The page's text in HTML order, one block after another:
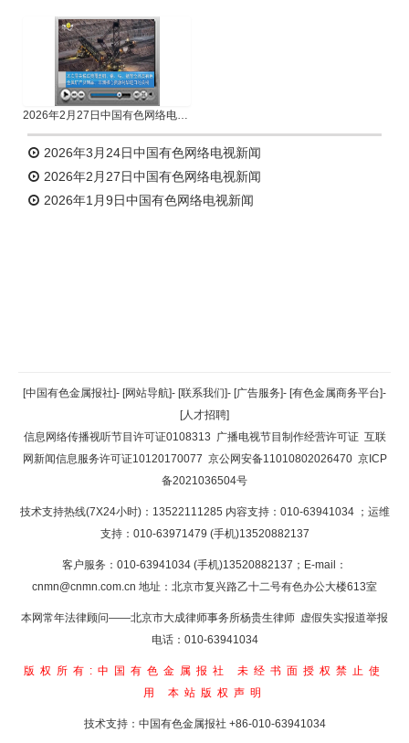
2026年2月27日中国有色网络电视新闻
2026年3月24日中国有色网络电视新闻
2026年2月27日中国有色网络电视新闻
2026年1月9日中国有色网络电视新闻
返回顶部
返回首页
[中国有色金属报社]- [网站导航]- [联系我们]- [广告服务]- [有色金属商务平台]-
[人才招聘]
信息网络传播视听节目许可证0108313 广播电视节目制作经营许可证 互联
网新闻信息服务许可证10120170077 京公网安备11010802026470 京ICP
备2021036504号
技术支持热线(7X24小时)：13522111285 内容支持：010-63941034 ；运维
支持：010-63971479 (手机)13520882137
客户服务：010-63941034 (手机)13520882137；E-mail：
cnmn@cnmn.com.cn 地址：北京市复兴路乙十二号有色办公大楼613室
本网常年法律顾问——北京市大成律师事务所杨贵生律师 虚假失实报道举报
电话：010-63941034
版权所有:中国有色金属报社
未经书面授权禁止使
用 本站版权声明
技术支持：中国有色金属报社 +86-010-63941034